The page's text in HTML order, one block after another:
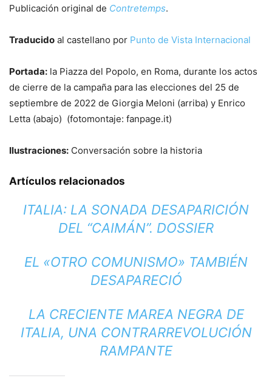
Publicación original de Contretemps.
Traducido al castellano por Punto de Vista Internacional
Portada: la Piazza del Popolo, en Roma, durante los actos
de cierre de la campaña para las elecciones del 25 de
septiembre de 2022 de Giorgia Meloni (arriba) y Enrico
Letta (abajo) (fotomontaje: fanpage.it)
Ilustraciones: Conversación sobre la historia
Artículos relacionados
ITALIA: LA SONADA DESAPARICIÓN
DEL “CAIMÁN”. DOSSIER
EL «OTRO COMUNISMO» TAMBIÉN
DESAPARECIÓ
LA CRECIENTE MAREA NEGRA DE
ITALIA, UNA CONTRARREVOLUCIÓN
RAMPANTE